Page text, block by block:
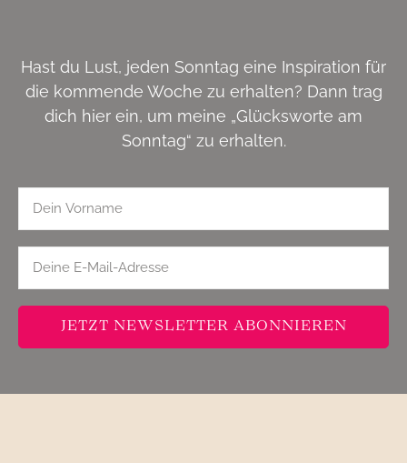
Hast du Lust, jeden Sonntag eine Inspiration für
die kommende Woche zu erhalten? Dann trag
dich hier ein, um meine „Glücksworte am
Sonntag“ zu erhalten.
JETZT NEWSLETTER ABONNIEREN